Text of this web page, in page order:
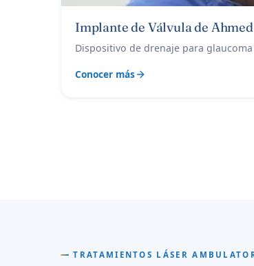
Implante de Válvula de Ahmed
Dispositivo de drenaje para
Conocer más
TRATAMIENTOS LÁSER